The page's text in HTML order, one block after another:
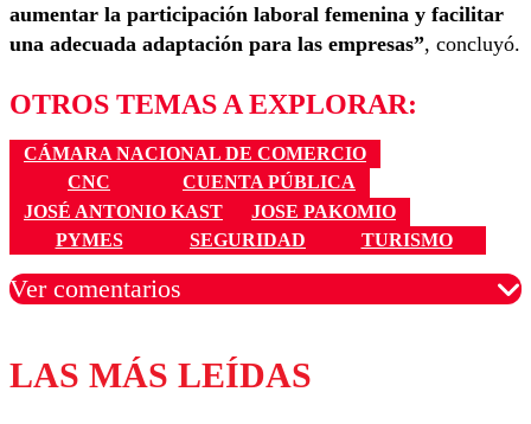
aumentar la participación laboral femenina y facilitar
una adecuada adaptación para las empresas”, concluyó.
OTROS TEMAS A EXPLORAR:
CÁMARA NACIONAL DE COMERCIO
CNC
CUENTA PÚBLICA
JOSÉ ANTONIO KAST
JOSE PAKOMIO
PYMES
SEGURIDAD TURISMO
Ver comentarios
Los comentarios son moderados para garantizar un
diálogo respetuoso.
LAS MÁS LEÍDAS